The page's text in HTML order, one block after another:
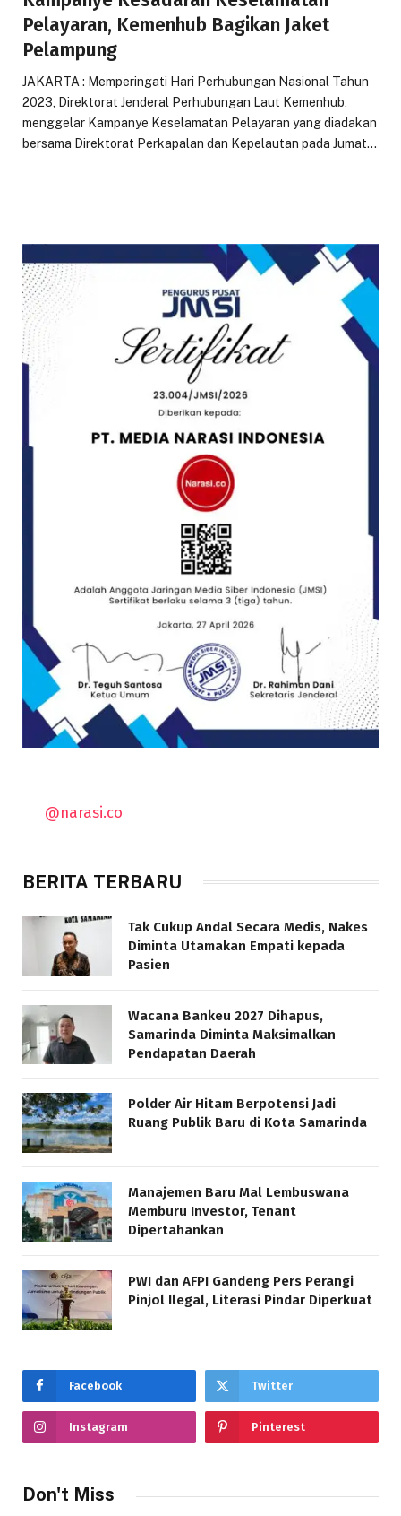
Pelayaran, Kemenhub Bagikan Jaket
Pelampung
JAKARTA : Memperingati Hari Perhubungan Nasional Tahun
2023, Direktorat Jenderal Perhubungan Laut Kemenhub,
menggelar Kampanye Keselamatan Pelayaran yang diadakan
bersama Direktorat Perkapalan dan Kepelautan pada Jumat…
@narasi.co
BERITA TERBARU
Tak Cukup Andal Secara Medis, Nakes
Diminta Utamakan Empati kepada
Pasien
Wacana Bankeu 2027 Dihapus,
Samarinda Diminta Maksimalkan
Pendapatan Daerah
Polder Air Hitam Berpotensi Jadi
Ruang Publik Baru di Kota Samarinda
Manajemen Baru Mal Lembuswana
Memburu Investor, Tenant
Dipertahankan
PWI dan AFPI Gandeng Pers Perangi
Pinjol Ilegal, Literasi Pindar Diperkuat
Facebook Twitter
Instagram Pinterest
Don't Miss